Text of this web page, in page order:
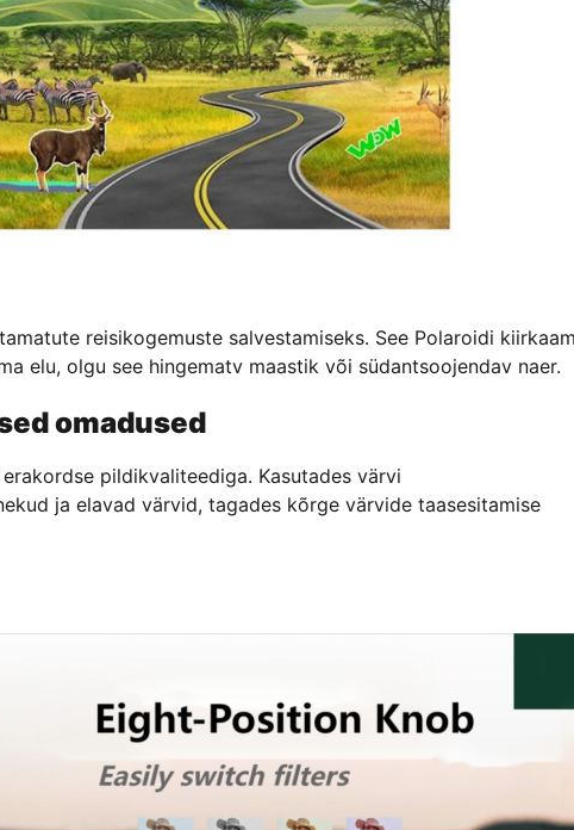
reisikogemuste salvestamiseks. See Polaroidi
elu, olgu see hingematv maastik või südantsoojendav naer.
omadused
pildikvaliteediga. Kasutades värvi
ja elavad värvid, tagades kõrge värvide taasesitamise